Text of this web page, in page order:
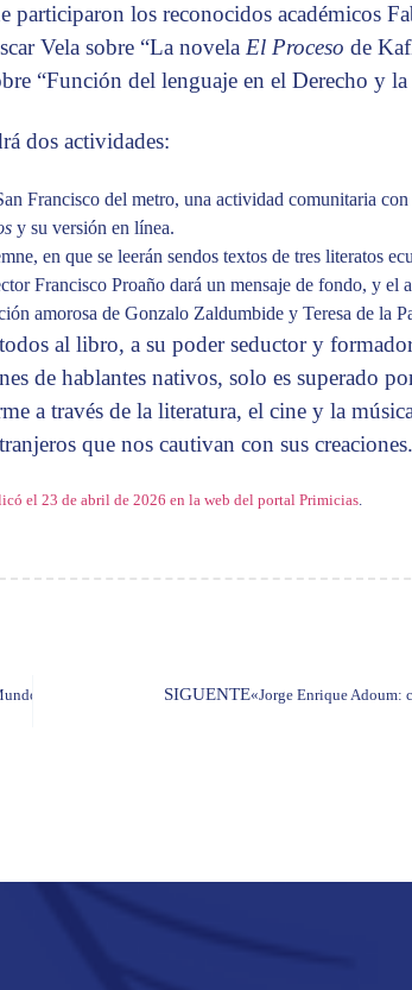
participaron los reconocidos académicos
Vela sobre “La novela El Proceso de
“Función del lenguaje en el Derecho y la
dos actividades:
Francisco del metro, una actividad comunitaria con
y su versión en línea.
en que se leerán sendos textos de tres literatos
Francisco Proaño dará un mensaje de fondo, y el
amorosa de Gonzalo Zaldumbide y Teresa de la
al libro, a su poder seductor y
de hablantes nativos, solo es superado
a través de la literatura, el cine y la
que nos cautivan con sus creaciones.
el 23 de abril de 2026 en la web del portal Primicias.
Diners SIGUENTE«Jorge Enrique Adoum: